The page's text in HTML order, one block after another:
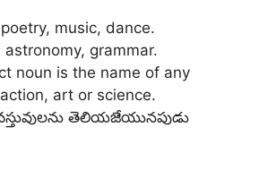
music, dance.
grammar.
noun is the name of any
art or science.
తెలియజేయునపుడు